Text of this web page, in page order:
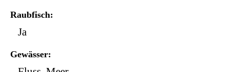
Raubfisch
Ja
Gewässer